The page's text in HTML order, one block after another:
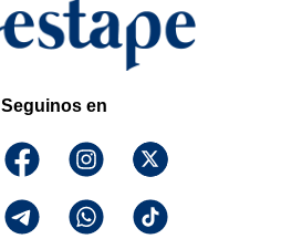
Seguinos en